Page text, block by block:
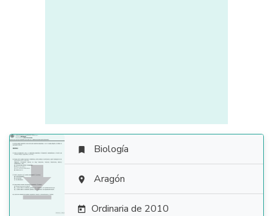

 Biología
 Aragón
 Ordinaria de 2010